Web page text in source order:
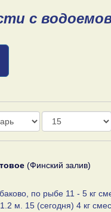
с
День
(Финский залив)
по рыбе 11 - 5 кг
м. 15 (сегодня) 4 кг